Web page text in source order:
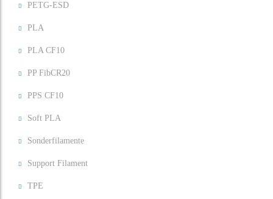
PETG-ESD
PLA
PLA CF10
PP FibCR20
PPS CF10
Soft PLA
Sonderfilamente
Support Filament
TPE